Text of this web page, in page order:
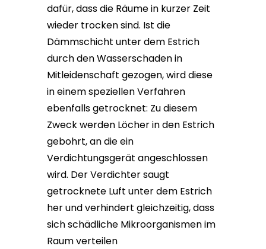
dafür, dass die Räume in kurzer Zeit
wieder trocken sind. Ist die
Dämmschicht unter dem Estrich
durch den Wasserschaden in
Mitleidenschaft gezogen, wird diese
in einem speziellen Verfahren
ebenfalls getrocknet: Zu diesem
Zweck werden Löcher in den Estrich
gebohrt, an die ein
Verdichtungsgerät angeschlossen
wird. Der Verdichter saugt
getrocknete Luft unter dem Estrich
her und verhindert gleichzeitig, dass
sich schädliche Mikroorganismen im
Raum verteilen